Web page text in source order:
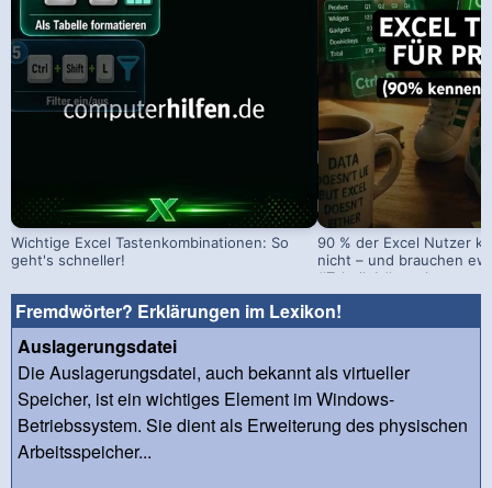
Wichtige Excel Tastenkombinationen: So
geht's schneller!
90 % der Excel Nutzer
nicht – und brauchen
#Tabelle! #excel
Fremdwörter? Erklärungen im Lexikon!
Auslagerungsdatei
Die Auslagerungsdatei, auch bekannt als virtueller
Speicher, ist ein wichtiges Element im Windows-
Betriebssystem. Sie dient als Erweiterung des physischen
Arbeitsspeicher...